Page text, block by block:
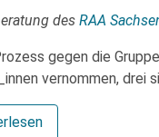
des RAA
gegen die
vernommen, drei